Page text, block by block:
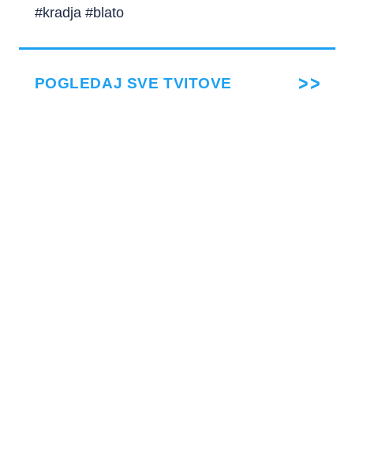
#kradja #blato
POGLEDAJ SVE TVITOVE